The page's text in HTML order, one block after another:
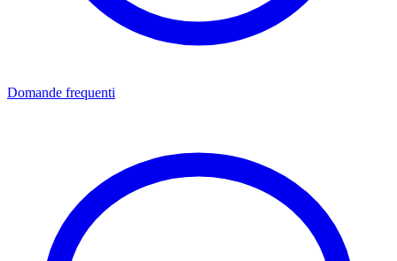
Domande frequenti